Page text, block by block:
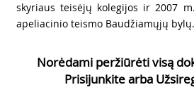
skyriaus teisėjų kolegijos ir 2007
apeliacinio teismo Baudžiamųjų
Norėdami peržiūrėti visą
Prisijunkite arba